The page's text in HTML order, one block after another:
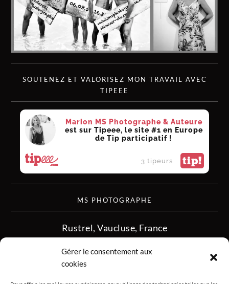
Gérer le consentement aux
cookies
SOUTENEZ ET VALORISEZ MON TRAVAIL AVEC
TIPEEE
Marion MS Photographe & Auteure
est sur Tipeee, le site #1 en Europe
de Tip participatif !
3 tipeurs tip!
MS PHOTOGRAPHE
Rustrel, Vaucluse, France
siret :513 349 902
06.08.50.16.28
contact.msphotographe (at) gmail.com